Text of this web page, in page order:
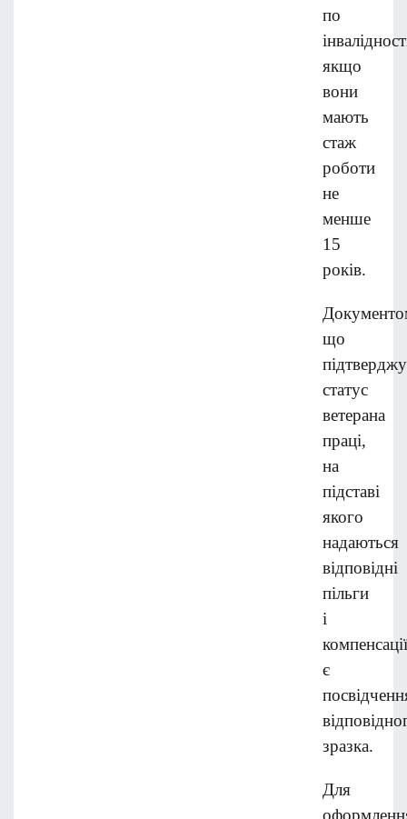
по
якщо
вони
мають
стаж
роботи
не
менше
15
років.
що
статус
ветерана
праці,
на
підставі
якого
надаються
відповідні
пільги
і
є
зразка.
Для